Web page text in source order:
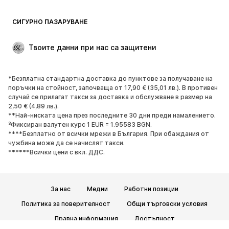
СИГУРНО ПАЗАРУВАНЕ
Твоите данни при нас са защитени
*Безплатна стандартна доставка до пунктове за получаване на
поръчки на стойност, започваща от 17,90 € (35,01 лв.). В противен
случай се прилагат такси за доставка и обслужване в размер на
2,50 € (4,89 лв.).
**Най-ниската цена през последните 30 дни преди намалението.
³Фиксиран валутен курс 1 EUR = 1.95583 BGN.
****Безплатно от всички мрежи в България. При обаждания от
чужбина може да се начислят такси.
******Всички цени с вкл. ДДС.
За нас Медии
Работни позиции
Политика за поверителност
Общи търговски условия
Правна информация
Достъпност